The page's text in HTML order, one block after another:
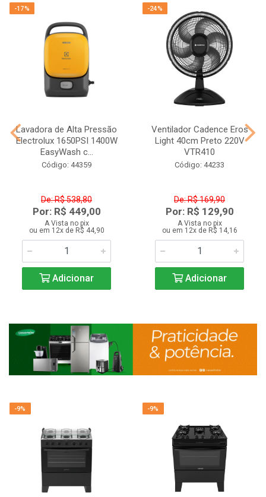
-17%
Lavadora de Alta Pressão
Electrolux 1650PSI 1400W
EasyWash c...
Código: 44359
De: R$ 538,80
Por: R$ 449,00
A Vista no pix
ou em 12x de R$ 44,90
Adicionar
-24%
Ventilador Cadence Eros
Light 40cm Preto 220V
VTR410
Código: 44233
De: R$ 169,90
Por: R$ 129,90
A Vista no pix
ou em 12x de R$ 14,16
Adicionar
-9% -9%